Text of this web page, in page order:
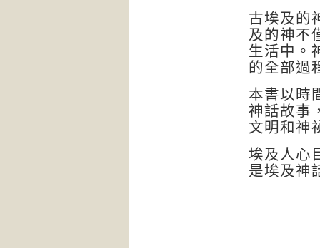
古埃及的
及的神不
生活中。
的全部過
本書以時
神話故事
文明和神
埃及人心
是埃及神